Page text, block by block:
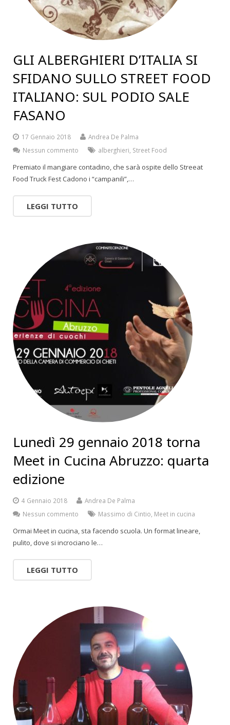
GLI ALBERGHIERI D’ITALIA SI
SFIDANO SULLO STREET FOOD
ITALIANO: SUL PODIO SALE
FASANO
17 Gennaio 2018
Andrea De Palma
Nessun commento
alberghieri Street Food
Premiato il mangiare contadino, che sarà ospite dello Streeat
Food Truck Fest Cadono i “campanili”,…
LEGGI TUTTO
Lunedì 29 gennaio 2018 torna
Meet in Cucina Abruzzo: quarta
edizione
4 Gennaio 2018
Andrea De Palma
Nessun commento
Massimo di Cintio Meet in cucina
Ormai Meet in cucina, sta facendo scuola. Un format lineare,
pulito, dove si incrociano le…
LEGGI TUTTO